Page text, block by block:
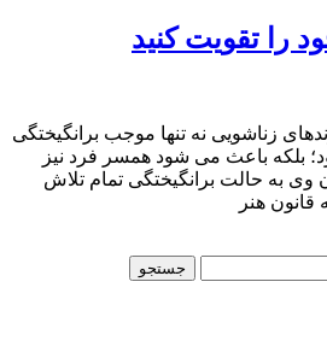
را تقویت کنید
زناشویی نه تنها موجب برانگیختگی
باعث می شود همسر فرد نیز
وی به حالت برانگیختگی تمام تلاش
قانون هنر